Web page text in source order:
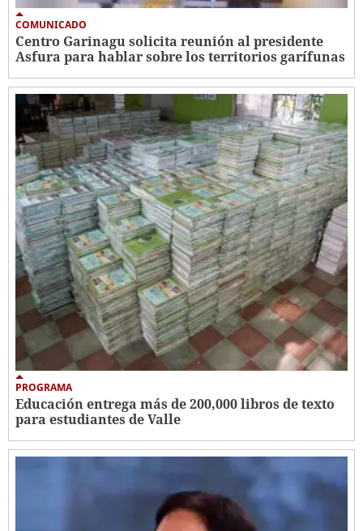
COMUNICADO
Centro Garinagu solicita reunión al presidente
Asfura para hablar sobre los territorios garífunas
PROGRAMA
Educación entrega más de 200,000 libros de texto
para estudiantes de Valle